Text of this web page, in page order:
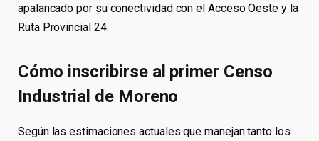
apalancado por su conectividad con el Acceso Oeste y la
Ruta Provincial 24.
Cómo inscribirse al primer Censo
Industrial de Moreno
Según las estimaciones actuales que manejan tanto los